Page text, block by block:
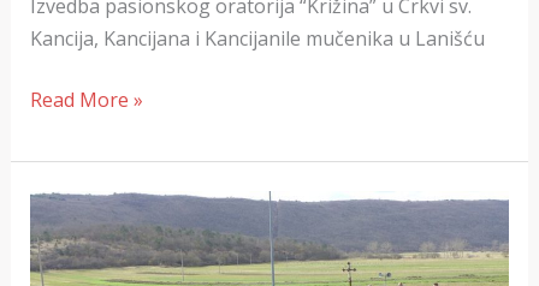
Izvedba pasionskog oratorija “Križina” u Crkvi sv.
Kancija, Kancijana i Kancijanile mučenika u Lanišću
Read More »
Hodočašće
Porečkog
dekanata